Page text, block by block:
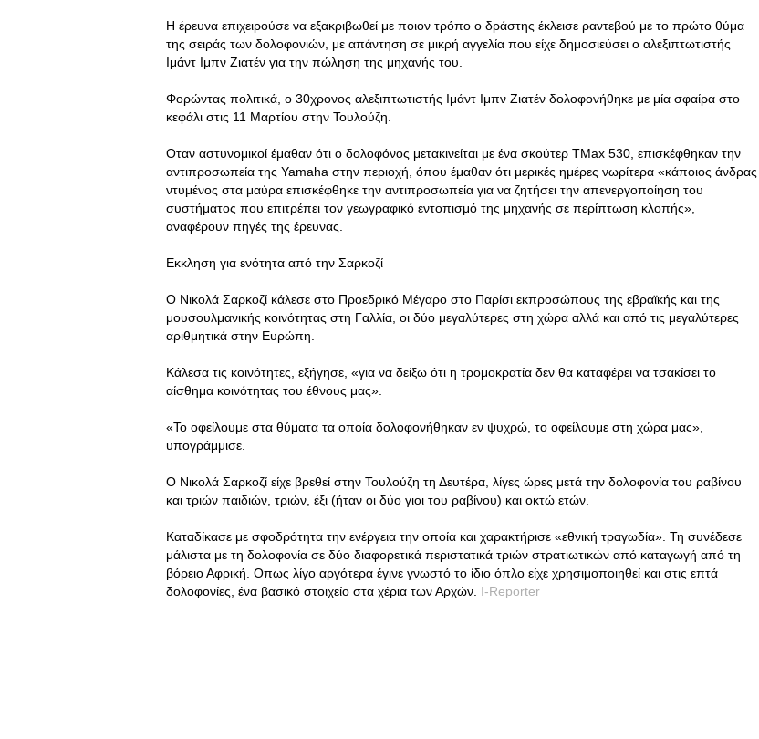
Η έρευνα επιχειρούσε να εξακριβωθεί με ποιον τρόπο ο δράστης έκλεισε ραντεβού με το πρώτο θύμα
της σειράς των δολοφονιών, με απάντηση σε μικρή αγγελία που είχε δημοσιεύσει ο αλεξιπτωτιστής
Ιμάντ Ιμπν Ζιατέν για την πώληση της μηχανής του.
Φορώντας πολιτικά, ο 30χρονος αλεξιπτωτιστής Ιμάντ Ιμπν Ζιατέν δολοφονήθηκε με μία σφαίρα στο
κεφάλι στις 11 Μαρτίου στην Τουλούζη.
Οταν αστυνομικοί έμαθαν ότι ο δολοφόνος μετακινείται με ένα σκούτερ TMax 530, επισκέφθηκαν την
αντιπροσωπεία της Yamaha στην περιοχή, όπου έμαθαν ότι μερικές ημέρες νωρίτερα «κάποιος άνδρας
ντυμένος στα μαύρα επισκέφθηκε την αντιπροσωπεία για να ζητήσει την απενεργοποίηση του
συστήματος που επιτρέπει τον γεωγραφικό εντοπισμό της μηχανής σε περίπτωση κλοπής»,
αναφέρουν πηγές της έρευνας.
Εκκληση για ενότητα από την Σαρκοζί
Ο Νικολά Σαρκοζί κάλεσε στο Προεδρικό Μέγαρο στο Παρίσι εκπροσώπους της εβραϊκής και της
μουσουλμανικής κοινότητας στη Γαλλία, οι δύο μεγαλύτερες στη χώρα αλλά και από τις μεγαλύτερες
αριθμητικά στην Ευρώπη.
Κάλεσα τις κοινότητες, εξήγησε, «για να δείξω ότι η τρομοκρατία δεν θα καταφέρει να τσακίσει το
αίσθημα κοινότητας του έθνους μας».
«Το οφείλουμε στα θύματα τα οποία δολοφονήθηκαν εν ψυχρώ, το οφείλουμε στη χώρα μας»,
υπογράμμισε.
Ο Νικολά Σαρκοζί είχε βρεθεί στην Τουλούζη τη Δευτέρα, λίγες ώρες μετά την δολοφονία του ραβίνου
και τριών παιδιών, τριών, έξι (ήταν οι δύο γιοι του ραβίνου) και οκτώ ετών.
Καταδίκασε με σφοδρότητα την ενέργεια την οποία και χαρακτήρισε «εθνική τραγωδία». Τη συνέδεσε
μάλιστα με τη δολοφονία σε δύο διαφορετικά περιστατικά τριών στρατιωτικών από καταγωγή από τη
βόρειο Αφρική. Οπως λίγο αργότερα έγινε γνωστό το ίδιο όπλο είχε χρησιμοποιηθεί και στις επτά
δολοφονίες, ένα βασικό στοιχείο στα χέρια των Αρχών. I-Reporter